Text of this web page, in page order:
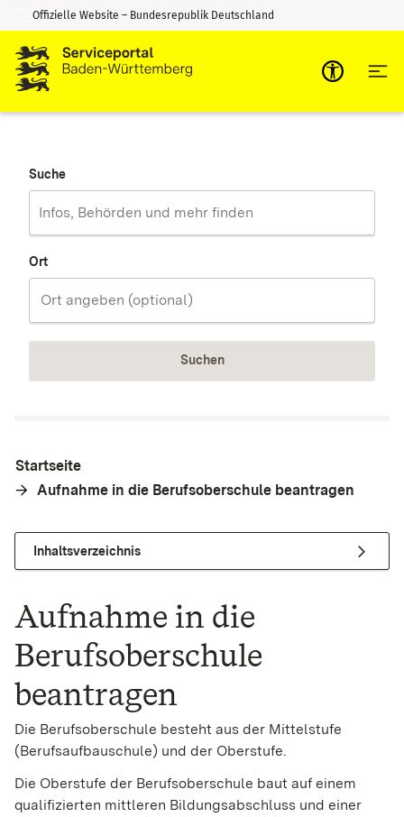
Zum Inhalt springen
Zur Suche springen
Offizielle Website – Bundesrepublik Deutschland
Suche
Ort
Suchen
Startseite
Aufnahme in die Berufsoberschule beantragen
Inhaltsverzeichnis
Aufnahme in die
Berufsoberschule
beantragen
Die Berufsoberschule besteht aus der Mittelstufe
(Berufsaufbauschule) und der Oberstufe.
Die Oberstufe der Berufsoberschule baut auf einem
qualifizierten mittleren Bildungsabschluss und einer